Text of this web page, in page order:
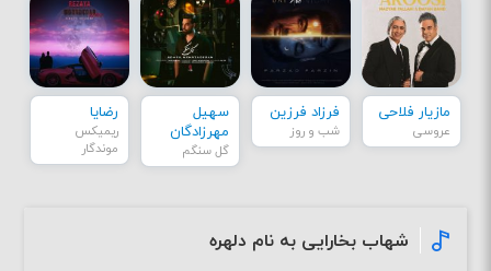
مازیار فلاحی
عروسی
فرزاد فرزین
شب و روز
سهیل
مهرزادگان
گل سنگم
رضایا
ریمیکس
موندگار
شهاب بخارایی به نام دلهره